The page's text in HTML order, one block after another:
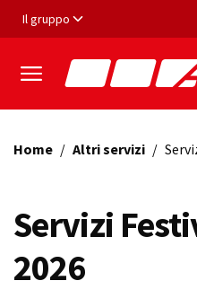
Vai ai contenuti
Vai al footer
Il gruppo
Home / Altri servizi /
Servizi
2026